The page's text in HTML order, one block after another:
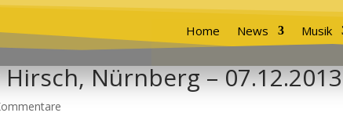
Home News Musik
Hirsch, Nürnberg – 07.12.2013